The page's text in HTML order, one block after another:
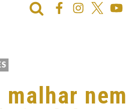
malhar nem